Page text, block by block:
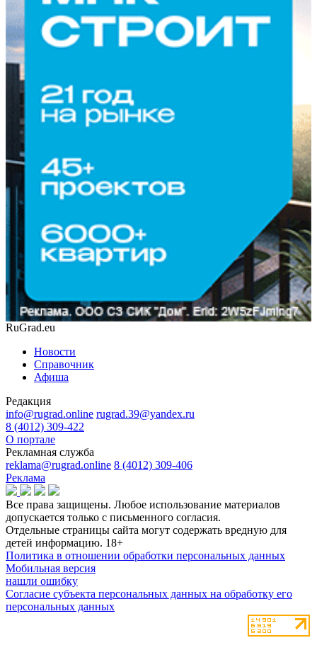
RuGrad.eu
Новости
Справочник
Афиша
Редакция
info@rugrad.online rugrad.39@yandex.ru
8 (4012) 309-422
О портале
Рекламная служба
reklama@rugrad.online 8 (4012) 309-406
Реклама
Все права защищены. Любое использование материалов
допускается только с письменного согласия.
Отдельные страницы сайта могут содержать вредную для
детей информацию. 18+
Политика в отношении обработки персональных данных
Мобильная версия
нашли ошибку
Согласие субъекта персональных данных на обработку его
персональных данных